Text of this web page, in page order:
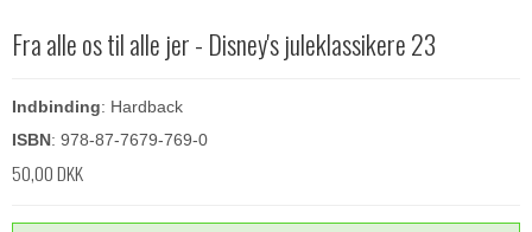
Fra alle os til alle jer - Disney's juleklassikere 23
Indbinding: Hardback
ISBN: 978-87-7679-769-0
50,00 DKK